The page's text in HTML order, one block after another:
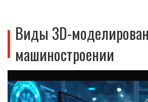
Виды 3D-
машиностроении